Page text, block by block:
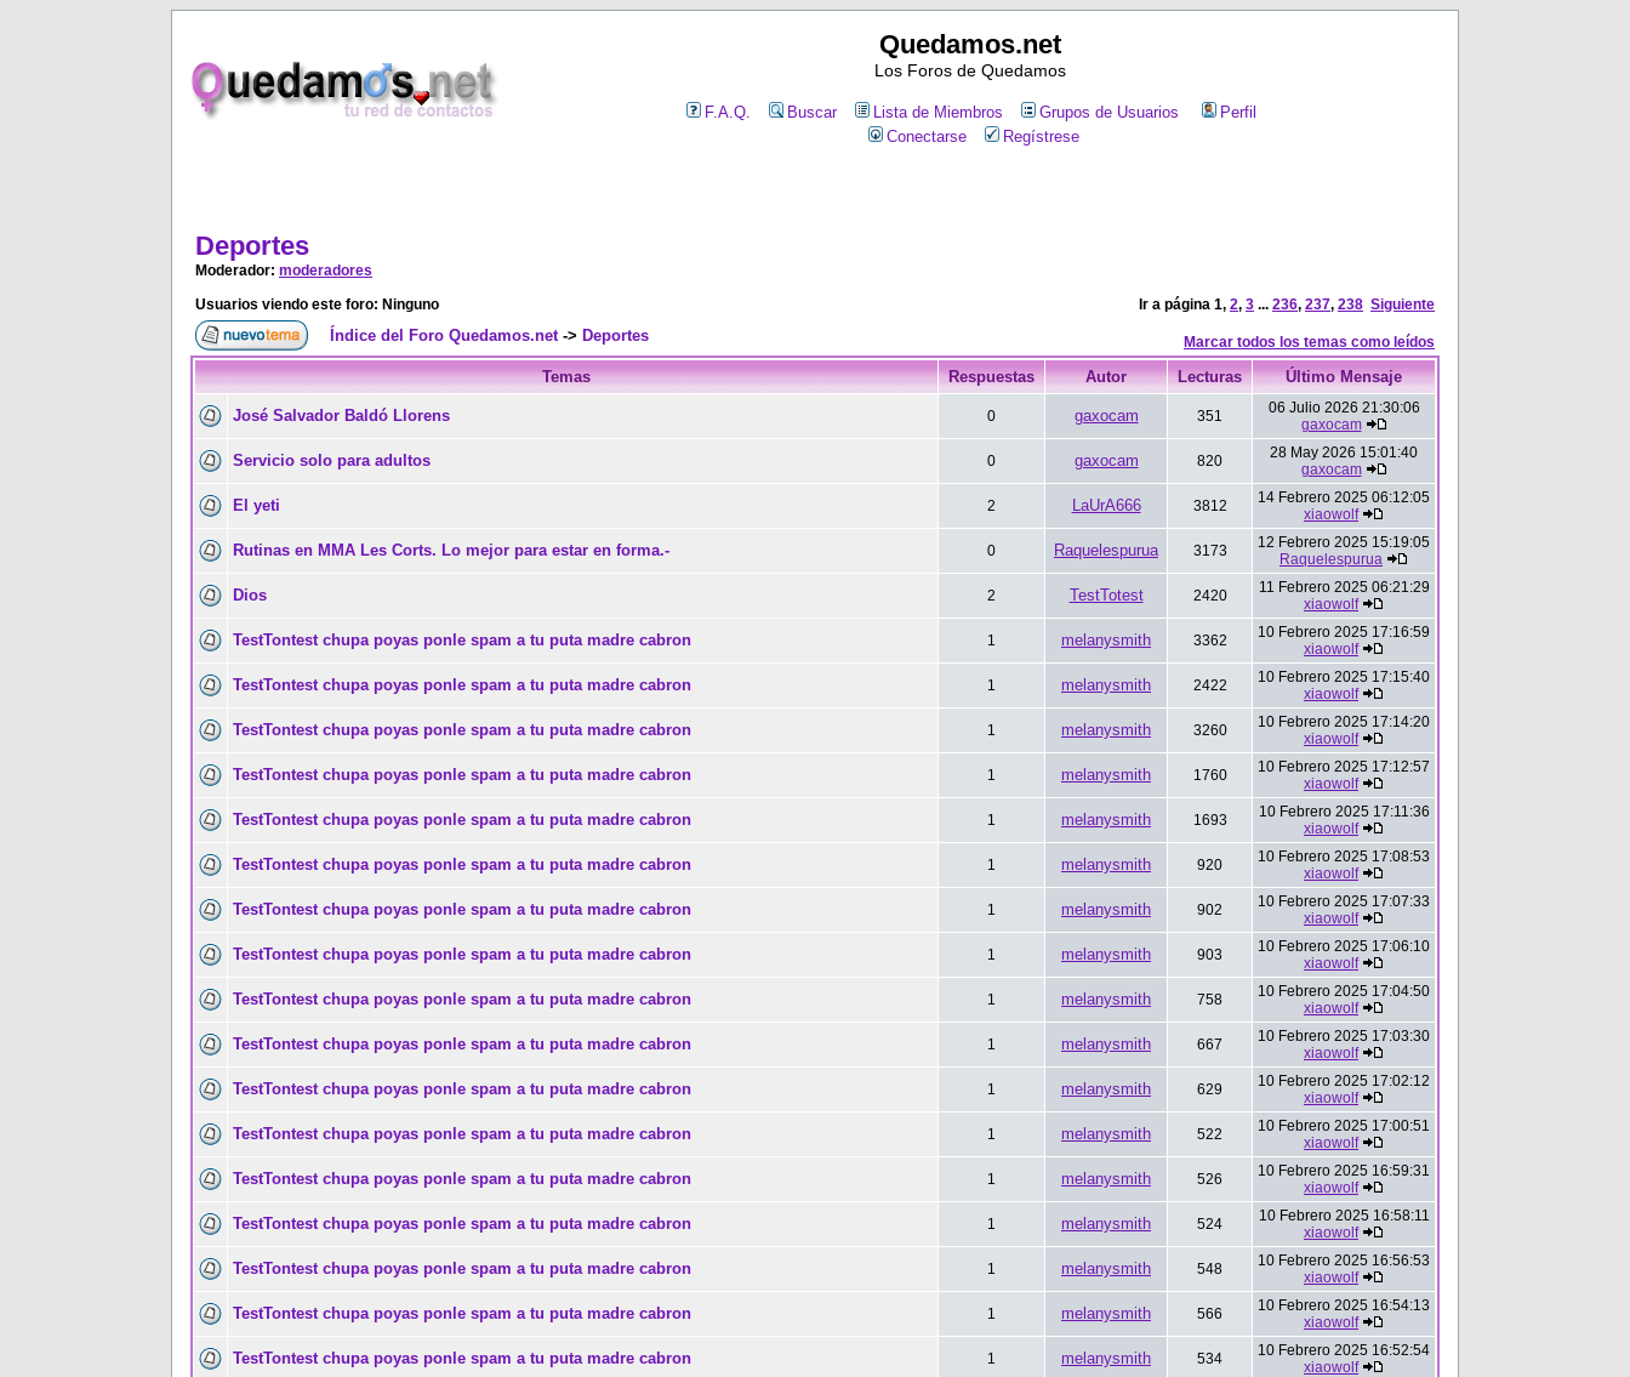
Quedamos.net
Los Foros de Quedamos
F.A.Q. Buscar Lista de Miembros Grupos de Usuarios
Perfil
Conectarse
Regístrese
Deportes
Moderador: moderadores
Usuarios viendo este foro: Ninguno
Ir a página 1, 2, 3 ... 236, 237, 238 Siguiente
Índice del Foro Quedamos.net-> Deportes Marcar todos los temas como leídos
Temas Respuestas Autor Lecturas Último Mensaje
José Salvador Baldó Llorens 0 gaxocam 351
06 Julio 2026 21:30:06
gaxocam
Servicio solo para adultos 0 gaxocam 820
28 May 2026 15:01:40
gaxocam
El yeti 2 LaUrA666 3812
14 Febrero 2025 06:12:05
xiaowolf
Rutinas en MMA Les Corts. Lo mejor para estar en forma.- 0 Raquelespurua 3173
12 Febrero 2025 15:19:05
Raquelespurua
Dios 2 TestTotest 2420
11 Febrero 2025 06:21:29
xiaowolf
TestTontest chupa poyas ponle spam a tu puta madre cabron 1 melanysmith 3362
10 Febrero 2025 17:16:59
xiaowolf
TestTontest chupa poyas ponle spam a tu puta madre cabron 1 melanysmith 2422
10 Febrero 2025 17:15:40
xiaowolf
TestTontest chupa poyas ponle spam a tu puta madre cabron 1 melanysmith 3260
10 Febrero 2025 17:14:20
xiaowolf
TestTontest chupa poyas ponle spam a tu puta madre cabron 1 melanysmith 1760
10 Febrero 2025 17:12:57
xiaowolf
TestTontest chupa poyas ponle spam a tu puta madre cabron 1 melanysmith 1693
10 Febrero 2025 17:11:36
xiaowolf
TestTontest chupa poyas ponle spam a tu puta madre cabron 1 melanysmith 920
10 Febrero 2025 17:08:53
xiaowolf
TestTontest chupa poyas ponle spam a tu puta madre cabron 1 melanysmith 902
10 Febrero 2025 17:07:33
xiaowolf
TestTontest chupa poyas ponle spam a tu puta madre cabron 1 melanysmith 903
10 Febrero 2025 17:06:10
xiaowolf
TestTontest chupa poyas ponle spam a tu puta madre cabron 1 melanysmith 758
10 Febrero 2025 17:04:50
xiaowolf
TestTontest chupa poyas ponle spam a tu puta madre cabron 1 melanysmith 667
10 Febrero 2025 17:03:30
xiaowolf
TestTontest chupa poyas ponle spam a tu puta madre cabron 1 melanysmith 629
10 Febrero 2025 17:02:12
xiaowolf
TestTontest chupa poyas ponle spam a tu puta madre cabron 1 melanysmith 522
10 Febrero 2025 17:00:51
xiaowolf
TestTontest chupa poyas ponle spam a tu puta madre cabron 1 melanysmith 526
10 Febrero 2025 16:59:31
xiaowolf
TestTontest chupa poyas ponle spam a tu puta madre cabron 1 melanysmith 524
10 Febrero 2025 16:58:11
xiaowolf
TestTontest chupa poyas ponle spam a tu puta madre cabron 1 melanysmith 548
10 Febrero 2025 16:56:53
xiaowolf
TestTontest chupa poyas ponle spam a tu puta madre cabron 1 melanysmith 566
10 Febrero 2025 16:54:13
xiaowolf
TestTontest chupa poyas ponle spam a tu puta madre cabron 1 melanysmith 534
10 Febrero 2025 16:52:54
xiaowolf